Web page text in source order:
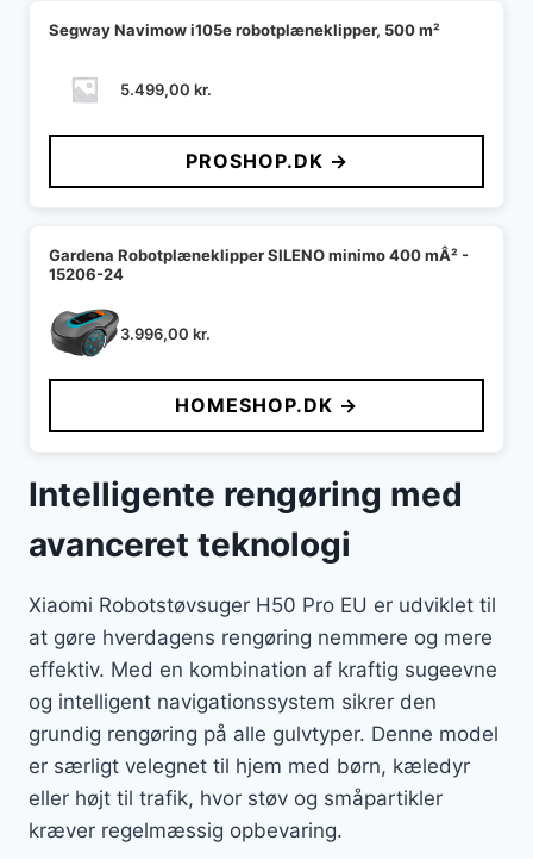
Segway Navimow i105e robotplæneklipper, 500 m²
5.499,00 kr.
PROSHOP.DK →
Gardena Robotplæneklipper SILENO minimo 400 mÂ² -
15206-24
3.996,00 kr.
HOMESHOP.DK →
Intelligente rengøring med
avanceret teknologi
Xiaomi Robotstøvsuger H50 Pro EU er udviklet til
at gøre hverdagens rengøring nemmere og mere
effektiv. Med en kombination af kraftig sugeevne
og intelligent navigationssystem sikrer den
grundig rengøring på alle gulvtyper. Denne model
er særligt velegnet til hjem med børn, kæledyr
eller højt til trafik, hvor støv og småpartikler
kræver regelmæssig opbevaring.